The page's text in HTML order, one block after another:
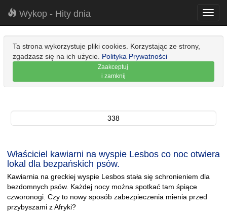
Wykop - Hity dnia
Ta strona wykorzystuje pliki cookies. Korzystając ze strony,
zgadzasz się na ich użycie. Polityka Prywatności
Zaakceptuj
i zamknij
338
Właściciel kawiarni na wyspie Lesbos co noc otwiera
lokal dla bezpańskich psów.
Kawiarnia na greckiej wyspie Lesbos stała się schronieniem dla
bezdomnych psów. Każdej nocy można spotkać tam śpiące
czworonogi. Czy to nowy sposób zabezpieczenia mienia przed
przybyszami z Afryki?